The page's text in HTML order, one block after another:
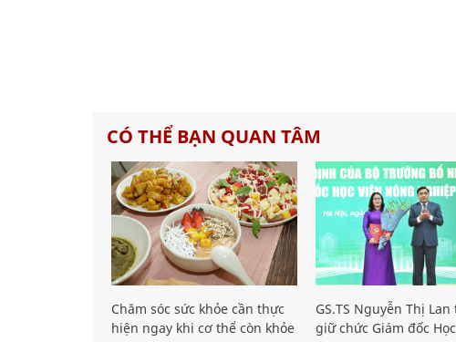
CÓ THỂ BẠN QUAN TÂM
Chăm sóc sức khỏe cần thực
hiện ngay khi cơ thể còn khỏe
GS.TS Nguyễn Thị
giữ chức Giám đốc